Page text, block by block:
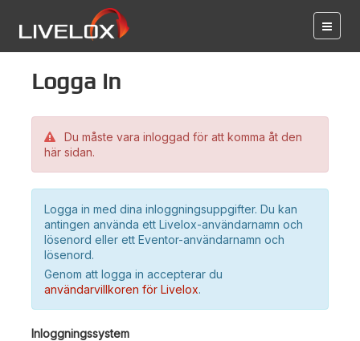
Logga in
Du måste vara inloggad för att komma åt den
här sidan.
Logga in med dina inloggningsuppgifter. Du kan
antingen använda ett Livelox-användarnamn och
lösenord eller ett Eventor-användarnamn och
lösenord.
Genom att logga in accepterar du
användarvillkoren för Livelox.
Inloggningssystem